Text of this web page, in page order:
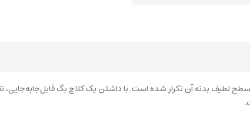
بدنه آن تکرار شده است. با داشتن یک کلاچ بگ قابل‌جابه‌جایی،